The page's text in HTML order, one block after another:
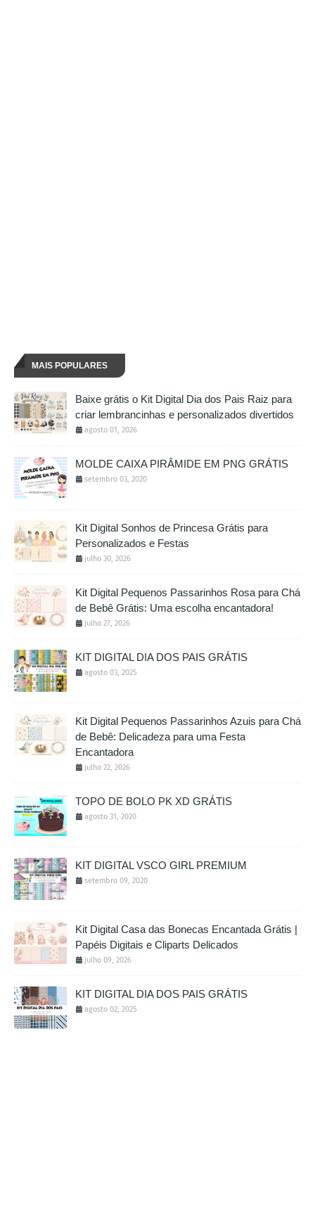
MAIS POPULARES
Baixe grátis o Kit Digital Dia dos Pais Raiz para
criar lembrancinhas e personalizados divertidos
agosto 01, 2026
MOLDE CAIXA PIRÂMIDE EM PNG GRÁTIS
setembro 03, 2020
Kit Digital Sonhos de Princesa Grátis para
Personalizados e Festas
julho 30, 2026
Kit Digital Pequenos Passarinhos Rosa para Chá
de Bebê Grátis: Uma escolha encantadora!
julho 27, 2026
KIT DIGITAL DIA DOS PAIS GRÁTIS
agosto 03, 2025
Kit Digital Pequenos Passarinhos Azuis para Chá
de Bebê: Delicadeza para uma Festa
Encantadora
julho 22, 2026
TOPO DE BOLO PK XD GRÁTIS
agosto 31, 2020
KIT DIGITAL VSCO GIRL PREMIUM
setembro 09, 2020
Kit Digital Casa das Bonecas Encantada Grátis |
Papéis Digitais e Cliparts Delicados
julho 09, 2026
KIT DIGITAL DIA DOS PAIS GRÁTIS
agosto 02, 2025